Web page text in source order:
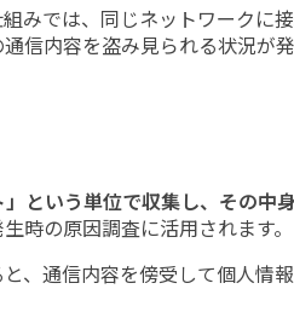
みでは、同じネットワークに
信内容を盗み見られる状況が発
という単位で収集し、その中
時の原因調査に活用されます。
、通信内容を傍受して個人情